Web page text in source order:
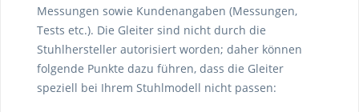
Messungen sowie Kundenangaben (Messungen,
Tests etc.). Die Gleiter sind nicht durch die
Stuhlhersteller autorisiert worden; daher können
folgende Punkte dazu führen, dass die Gleiter
speziell bei Ihrem Stuhlmodell nicht passen: